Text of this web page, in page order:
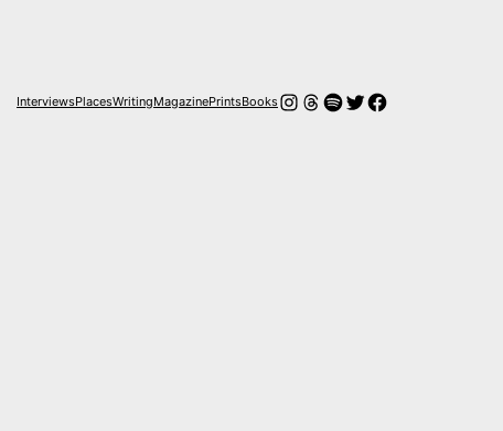
InterviewsPlacesWritingMagazinePrintsBooksInstagram
Hilos
Spotify
Twitter
Facebook